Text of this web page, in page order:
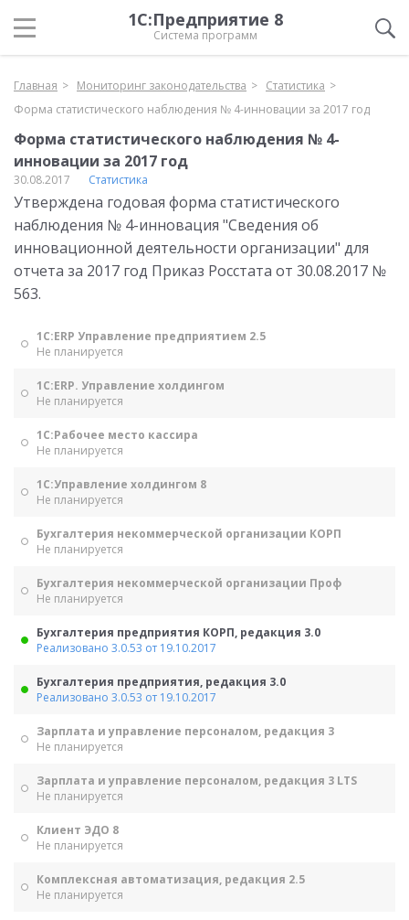
1С:Предприятие 8
Система программ
Главная Мониторинг законодательства
Статистика
Форма статистического наблюдения № 4-инновации за 2017 год
Форма статистического наблюдения № 4-
инновации за 2017 год
30.08.2017 Статистика
Утверждена годовая форма статистического
наблюдения № 4-инновация "Сведения об
инновационной деятельности организации" для
отчета за 2017 год Приказ Росстата от 30.08.2017 №
563.
1С:ERP Управление предприятием 2.5
Не планируется
1С:ERP. Управление холдингом
Не планируется
1С:Рабочее место кассира
Не планируется
1С:Управление холдингом 8
Не планируется
Бухгалтерия некоммерческой организации КОРП
Не планируется
Бухгалтерия некоммерческой организации Проф
Не планируется
Бухгалтерия предприятия КОРП, редакция 3.0
Реализовано 3.0.53 от 19.10.2017
Бухгалтерия предприятия, редакция 3.0
Реализовано 3.0.53 от 19.10.2017
Зарплата и управление персоналом, редакция 3
Не планируется
Зарплата и управление персоналом, редакция 3 LTS
Не планируется
Клиент ЭДО 8
Не планируется
Комплексная автоматизация, редакция 2.5
Не планируется